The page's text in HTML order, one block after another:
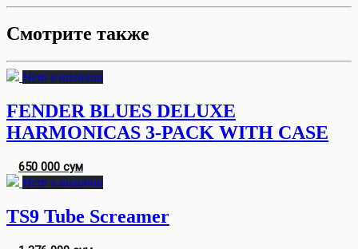
Смотрите также
Нет в наличии
FENDER BLUES DELUXE
HARMONICAS 3-PACK WITH CASE
650 000 сум
Нет в наличии
TS9 Tube Screamer